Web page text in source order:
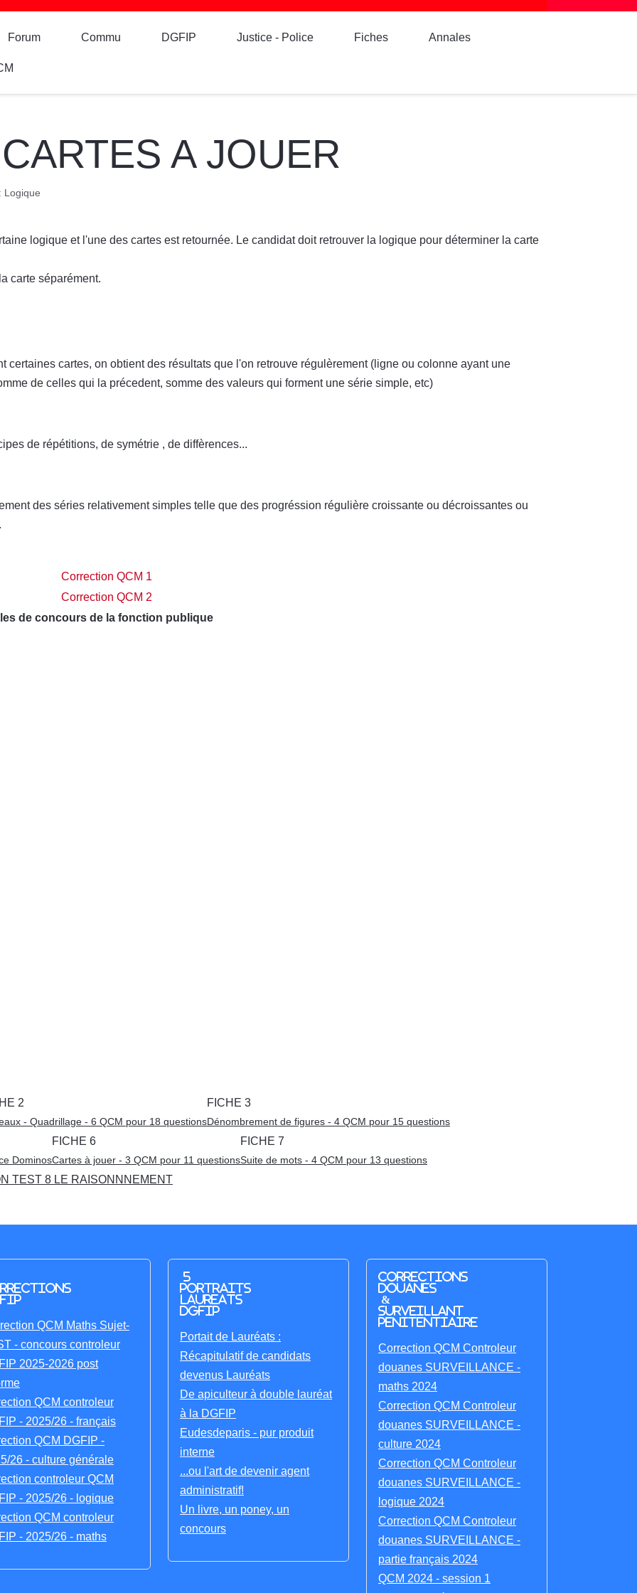
Forum Commu DGFIP Justice - Police Fiches Annales
A JOUER
Logique
logique et l'une des cartes est retournée. Le candidat doit retrouver la logique pour déterminer la carte
carte séparément.
certaines cartes, on obtient des résultats que l'on retrouve régulèrement (ligne ou colonne ayant une
de celles qui la précedent, somme des valeurs qui forment une série simple, etc)
de répétitions, de symétrie , de diffèrences...
des séries relativement simples telle que des progréssion régulière croissante ou décroissantes ou
Correction QCM 1
Correction QCM 2
de concours de la fonction publique
2
- Quadrillage - 6 QCM pour 18 questions
FICHE 3
Dénombrement de figures - 4 QCM pour 15 questions
Dominos
FICHE 6
Cartes à jouer - 3 QCM pour 11 questions
FICHE 7
Suite de mots - 4 QCM pour 13 questions
TEST 8 LE RAISONNNEMENT
QCM Maths Sujet-
- concours controleur
2025-2026 post
QCM controleur
- 2025/26 - français
QCM DGFIP -
26 - culture générale
controleur QCM
- 2025/26 - logique
QCM controleur
- 2025/26 - maths
5
portraits
laureats
DGFIP
Portait de Lauréats :
Récapitulatif de candidats
devenus Lauréats
De apiculteur à double lauréat
à la DGFIP
Eudesdeparis - pur produit
interne
...ou l'art de devenir agent
administratif!
Un livre, un poney, un
concours
Corrections
Douanes
&
Surveillant
penitentiaire
Correction QCM Controleur
douanes SURVEILLANCE -
maths 2024
Correction QCM Controleur
douanes SURVEILLANCE -
culture 2024
Correction QCM Controleur
douanes SURVEILLANCE -
logique 2024
Correction QCM Controleur
douanes SURVEILLANCE -
partie français 2024
QCM 2024 - session 1